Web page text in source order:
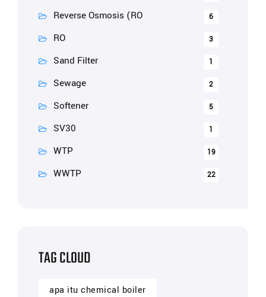
Reverse Osmosis (RO 6
RO 3
Sand Filter 1
Sewage 2
Softener 5
SV30 1
WTP 19
WWTP 22
TAG CLOUD
apa itu chemical boiler